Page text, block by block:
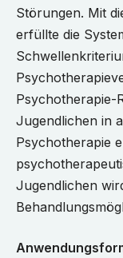
Störungen. Mit
erfüllte die
Psychotherapie-
Jugendlichen in
Psychotherapie
Jugendlichen